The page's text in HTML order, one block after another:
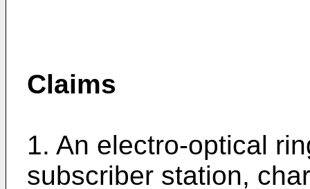
Claims
1. An electro-optical
subscriber station,